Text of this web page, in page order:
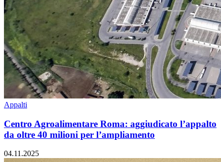
Appalti
Centro Agroalimentare Roma: aggiudicato l’appalto
da oltre 40 milioni per l’ampliamento
04.11.2025